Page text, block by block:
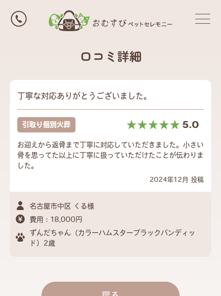
口コミ詳細
丁寧な対応ありがとうございました。
引取り個別火葬 ☆☆☆☆☆
★★★★★ 5.0
お迎えから返骨まで丁寧に対応していただきました。小さい
骨を思ってた以上に丁寧に扱っていただけたことが伝わりま
した。
2024年12月 投稿
名古屋市中区 くる様
費用：18,000円
ずんだちゃん（カラーハムスターブラックバンディッ
ド）2歳